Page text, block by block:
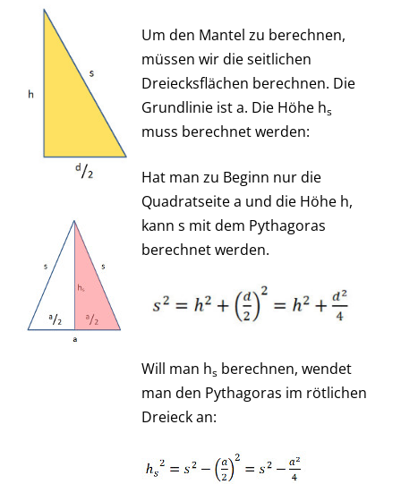
Um den Mantel zu berechnen,
müssen wir die seitlichen
Dreiecksflächen berechnen. Die
Grundlinie ist a. Die Höhe hs
muss berechnet werden:
Hat man zu Beginn nur die
Quadratseite a und die Höhe h,
kann s mit dem Pythagoras
berechnet werden.
Will man hs berechnen, wendet
man den Pythagoras im rötlichen
Dreieck an: